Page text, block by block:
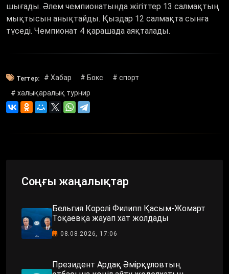
шығады. Әлем чемпионатында жігіттер 13 салмақтың
мықтысын анықтайды. Қыздар 12 салмақта сынға
түседі. Чемпионат 4 қарашада аяқталады.
Тегтер: # Хабар # Бокс
# спорт
# халықаралық турнир
Соңғы жаңалықтар
Бельгия Королі Филипп Қасым-Жомарт
Тоқаевқа жауап хат жолдады
08.08.2026, 17:06
Президент Ардақ Әмірқұловтың